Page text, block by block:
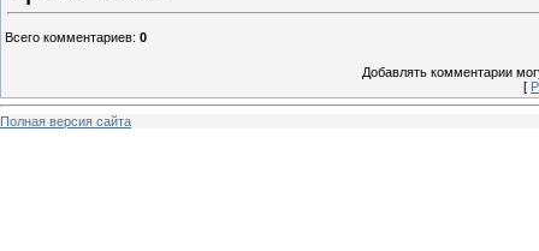
Всего комментариев: 0
Добавлять комментарии
[
Полная версия сайта